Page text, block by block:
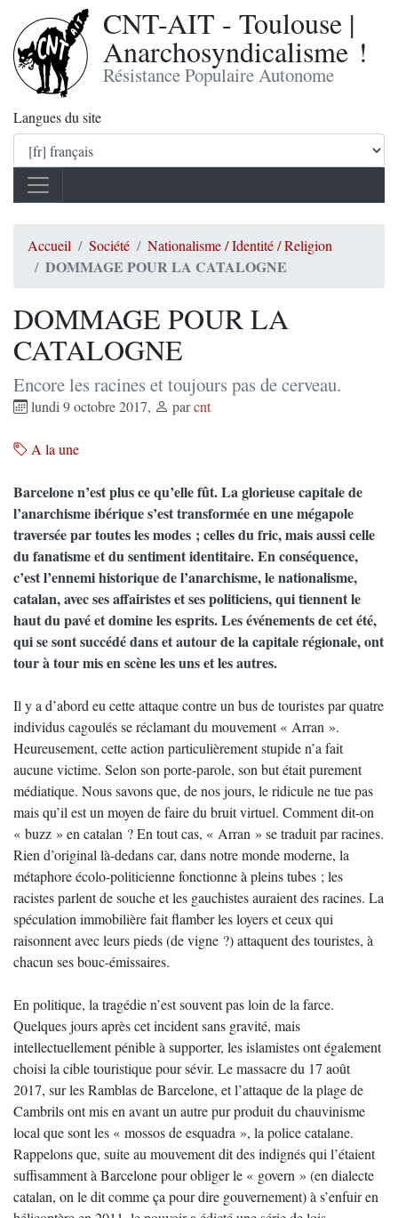
CNT-AIT - Toulouse |
Anarchosyndicalisme !
Résistance Populaire Autonome
Langues du site
Accueil Société Nationalisme / Identité / Religion
DOMMAGE POUR LA CATALOGNE
DOMMAGE POUR LA
CATALOGNE
Encore les racines et toujours pas de cerveau.
lundi 9 octobre 2017, parcnt
A la une
Barcelone n’est plus ce qu’elle fût. La glorieuse capitale de
l’anarchisme ibérique s’est transformée en une mégapole
traversée par toutes les modes ; celles du fric, mais aussi celle
du fanatisme et du sentiment identitaire. En conséquence,
c’est l’ennemi historique de l’anarchisme, le nationalisme,
catalan, avec ses affairistes et ses politiciens, qui tiennent le
haut du pavé et domine les esprits. Les événements de cet été,
qui se sont succédé dans et autour de la capitale régionale, ont
tour à tour mis en scène les uns et les autres.
Il y a d’abord eu cette attaque contre un bus de touristes par quatre
individus cagoulés se réclamant du mouvement « Arran ».
Heureusement, cette action particulièrement stupide n’a fait
aucune victime. Selon son porte-parole, son but était purement
médiatique. Nous savons que, de nos jours, le ridicule ne tue pas
mais qu’il est un moyen de faire du bruit virtuel. Comment dit-on
« buzz » en catalan ? En tout cas, « Arran » se traduit par racines.
Rien d’original là-dedans car, dans notre monde moderne, la
métaphore écolo-politicienne fonctionne à pleins tubes ; les
racistes parlent de souche et les gauchistes auraient des racines. La
spéculation immobilière fait flamber les loyers et ceux qui
raisonnent avec leurs pieds (de vigne ?) attaquent des touristes, à
chacun ses bouc-émissaires.
En politique, la tragédie n’est souvent pas loin de la farce.
Quelques jours après cet incident sans gravité, mais
intellectuellement pénible à supporter, les islamistes ont également
choisi la cible touristique pour sévir. Le massacre du 17 août
2017, sur les Ramblas de Barcelone, et l’attaque de la plage de
Cambrils ont mis en avant un autre pur produit du chauvinisme
local que sont les « mossos de esquadra », la police catalane.
Rappelons que, suite au mouvement dit des indignés qui l’étaient
suffisamment à Barcelone pour obliger le « govern » (en dialecte
catalan, on le dit comme ça pour dire gouvernement) à s’enfuir en